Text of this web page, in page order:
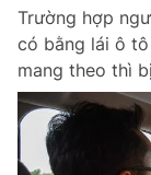
Trường hợp
có bằng lái ô
mang theo thì